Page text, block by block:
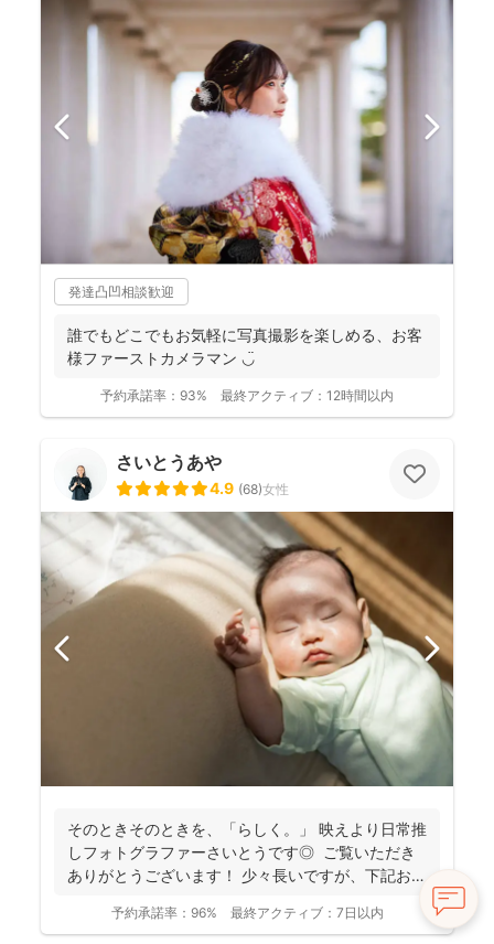
発達凸凹相談歓迎
誰でもどこでもお気軽に写真撮影を楽しめる、お客
様ファーストカメラマン ◡̈
予約承諾率： 93% 最終アクティブ： 12時間以内
さいとうあや
4.9 (68)女性
そのときそのときを、「らしく。」 映えより日常推
しフォトグラファーさいとうです◎ ご覧いただき
ありがとうございます！ 少々長いですが、下記お読
予約承諾率： 96% 最終アクティブ： 7日以内